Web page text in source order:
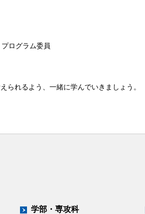
ログラム委員
られるよう、一緒に学んでいきましょう。
学部・専攻科